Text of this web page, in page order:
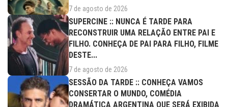
7 de agosto de 2026
SUPERCINE :: NUNCA É TARDE PARA
RECONSTRUIR UMA RELAÇÃO ENTRE PAI E
FILHO. CONHEÇA DE PAI PARA FILHO, FILME
DESTE...
7 de agosto de 2026
SESSÃO DA TARDE :: CONHEÇA VAMOS
CONSERTAR O MUNDO, COMÉDIA
DRAMÁTICA ARGENTINA QUE SERÁ EXIBIDA